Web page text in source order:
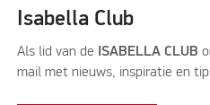
Isabella Club
Als lid van de ISABELLA CLUB
mail met nieuws, inspiratie en